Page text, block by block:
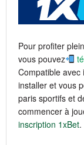
Pour profiter
vous pouvez
Compatible avec
installer et vous
paris sportifs et
commencer à
inscription 1xBet.